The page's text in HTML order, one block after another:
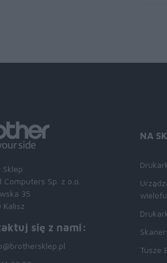
Sklep
Computers Sp. z o.o.
35
się z nami:
NA
Tusze